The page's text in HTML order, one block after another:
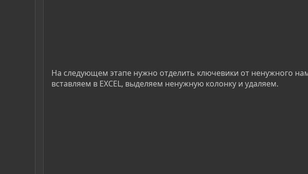
На следующем этапе нужно отделить ключевики от ненужного
вставляем в EXCEL, выделяем ненужную колонку и удаляем.